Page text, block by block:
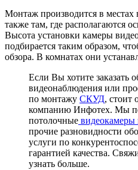
Монтаж производится в
также там, где располагаются
Высота установки камеры
подбирается таким образом,
обзора. В комнатах они
Если Вы хотите заказать
видеонаблюдения или
по монтажу СКУД, стоит
компанию Инфотех. Мы
потолочные видеокамеры
прочие разновидности
услуги по
гарантией качества.
узнать больше.